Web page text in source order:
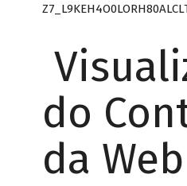
do
da Web